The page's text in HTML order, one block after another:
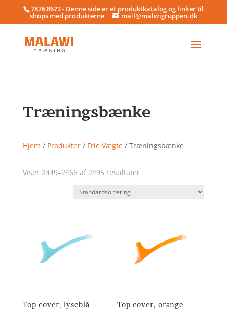
7876 8672 - Denne side er et produktkatalog og linker til
shops med produkterne mail@malwigruppen.dk
Træningsbænke
Hjem / Produkter/ Frie Vægte/ Træningsbænke
Viser 2449–2466 af 2495 resultater
Top cover, lyseblå Top cover, orange